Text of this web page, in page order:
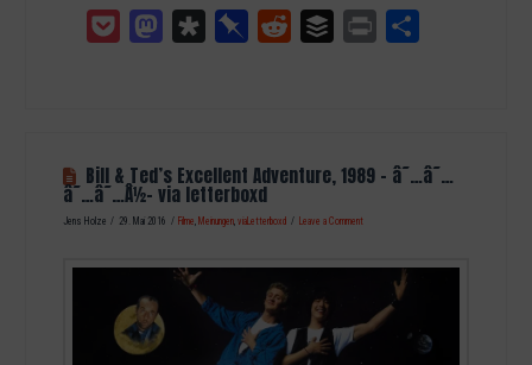
Pocket MastodonDiasporaPinboardReddit Buffer Print
Bill & Ted’s Excellent Adventure, 1989 – â˜…â˜…
â˜…â˜…Â½- via letterboxd
Jens Holze 29. Mai 2016 Filme, Meinungen,viaLetterboxd Leave a Comment